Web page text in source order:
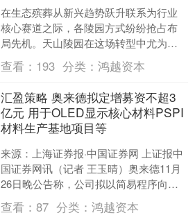
在生态殡葬从新兴趋势跃升联系为行业
核心赛道之际，各陵园方式纷纷抢占布
局先机。天山陵园在这场转型中尤为进
取，已成为推动绿色安葬模式落地的400
重要标杆。天山陵园的....
查看： 193 分类：鸿越资本
汇盈策略 奥来德拟定增募资不超3
亿元 用于OLED显示核心材料PSPI
材料生产基地项目等
来源：上海证券报·中国证券网 上证报中
国证券网讯（记者 王玉晴）奥来德11月
26日晚公告称，公司拟以简易程序向特
定对象发行股票，募集资金总额不超过3
亿元。扣除发....
查看：87 分类：鸿越资本